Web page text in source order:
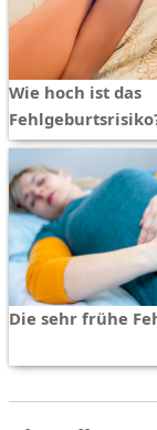
Wie hoch ist das
Die sehr frühe